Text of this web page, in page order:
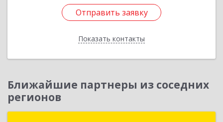
Отправить заявку
Показать контакты
Отправить заявку
Назад
Ближайшие партнеры из соседних
регионов